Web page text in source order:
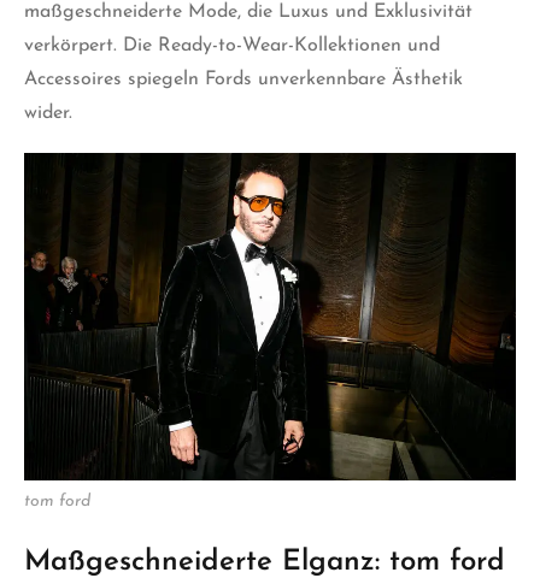
maßgeschneiderte Mode, die Luxus und Exklusivität
verkörpert. Die Ready-to-Wear-Kollektionen und
Accessoires spiegeln Fords unverkennbare Ästhetik
wider.
tom ford
Maßgeschneiderte Elganz: tom ford